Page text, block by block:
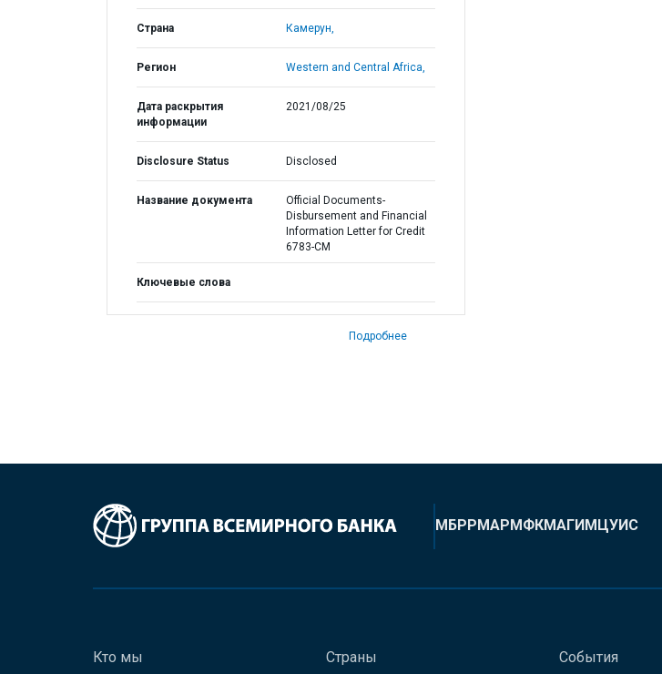
Страна Камерун,
Регион Western and Central Africa,
Дата раскрытия
информации
2021/08/25
Disclosure Status Disclosed
Название документа
Official Documents-
Disbursement and Financial
Information Letter for Credit
6783-CM
Ключевые слова
Подробнее
МБРРМАРМФКМАГИМЦУИС
Кто мы Страны События